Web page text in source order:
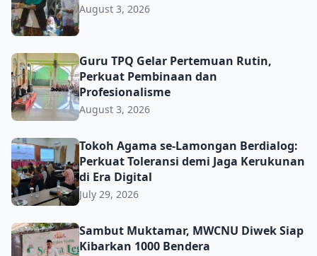
August 3, 2026
Guru TPQ Gelar Pertemuan Rutin, Perkuat Pembinaan
Guru TPQ Gelar Pertemuan Rutin,
Perkuat Pembinaan dan
Profesionalisme
August 3, 2026
Tokoh Agama se-Lamongan Berdialog: Perkuat
Tokoh Agama se-Lamongan Berdialog:
Perkuat Toleransi demi Jaga Kerukunan
di Era Digital
July 29, 2026
Sambut Muktamar, MWCNU Diwek Siap Kibarkan 1000
Sambut Muktamar, MWCNU Diwek Siap
Kibarkan 1000 Bendera